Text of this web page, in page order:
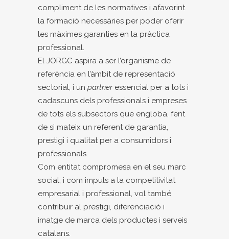
compliment de les normatives i afavorint
la formació necessàries per poder oferir
les màximes garanties en la pràctica
professional.
El JORGC aspira a ser l’organisme de
referència en l’àmbit de representació
sectorial, i un partneressencial per a tots i
cadascuns dels professionals i empreses
de tots els subsectors que engloba, fent
de si mateix un referent de garantia,
prestigi i qualitat per a consumidors i
professionals.
Com entitat compromesa en el seu marc
social, i com impuls a la competitivitat
empresarial i professional, vol també
contribuir al prestigi, diferenciació i
imatge de marca dels productes i serveis
catalans.